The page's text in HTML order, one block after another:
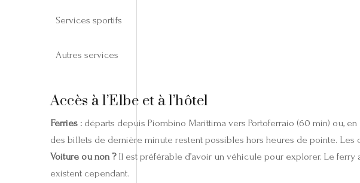
Services sportifs
Autres services
Accès à l’Elbe et à l’hôtel
Ferries : départs depuis Piombino Marittima vers Portoferraio (60 min) ou,
des billets de dernière minute restent possibles hors heures de pointe. Les
Voiture ou non ?Il est préférable d’avoir un véhicule pour explorer. Le
existent cependant.